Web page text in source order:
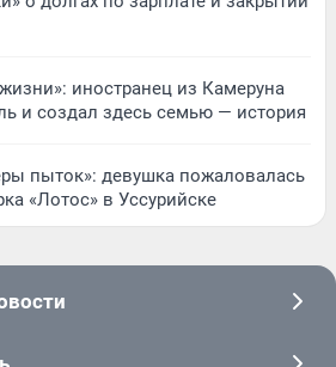
иностранец из Камеруна
и создал здесь семью — история
пыток»: девушка пожаловалась
«Лотос» в Уссурийске